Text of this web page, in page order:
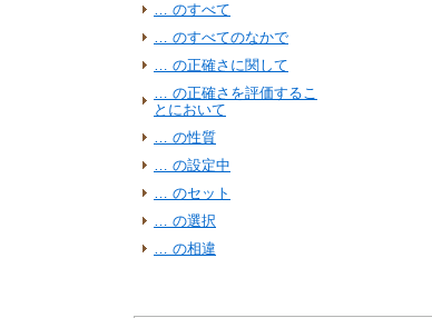
… のすべて
… のすべてのなかで
… の正確さに関して
… の正確さを評価するこ
とにおいて
… の性質
… の設定中
… のセット
… の選択
… の相違